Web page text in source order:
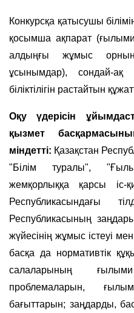
Конкурсқа қатысушы
қосымша ақпарат
алдыңғы жұмыс
ұсынымдар), сондай-ақ
біліктілігін растайтын
Оқу үдерісін
қызмет
міндетті: Қазақстан
"Білім туралы",
жемқорлыққа қарсы іс-
Республикасындағы
Республикасының
жүйесінің жұмыс істеуі
басқа да нормативтік
салаларының
проблемаларын,
бағыттарын; заңдарды,